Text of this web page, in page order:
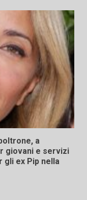
a
giovani e servizi
gli ex Pip nella